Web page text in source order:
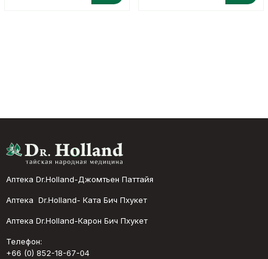
Аптека Dr.Holland-Джомтьен Паттайя
Аптека Dr.Holland- Ката Бич Пхукет
Аптека Dr.Holland-Карон Бич Пхукет
Телефон:
+66 (0) 852-18-67-04